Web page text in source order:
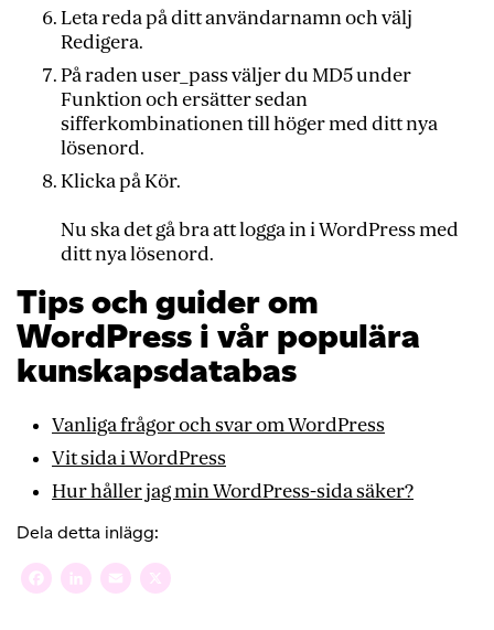
Leta reda på ditt användarnamn och välj
Redigera.
På raden user_pass väljer du MD5 under
Funktion och ersätter sedan
sifferkombinationen till höger med ditt nya
lösenord.
Klicka på Kör.
Nu ska det gå bra att logga in i WordPress med
ditt nya lösenord.
Tips och guider om
WordPress i vår populära
kunskapsdatabas
Vanliga frågor och svar om WordPress
Vit sida i WordPress
Hur håller jag min WordPress-sida säker?
Dela detta inlägg:
Facebook
LinkedIn
Email